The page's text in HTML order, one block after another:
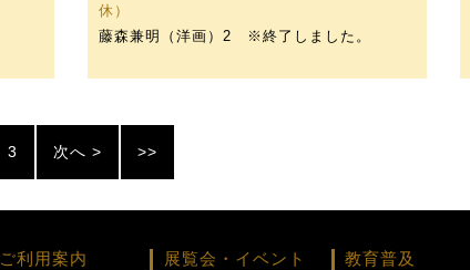
休）
藤森兼明（洋画）2 ※終了しました。
3 次へ > >>
ご利用案内 展覧会・イベント 教育普及